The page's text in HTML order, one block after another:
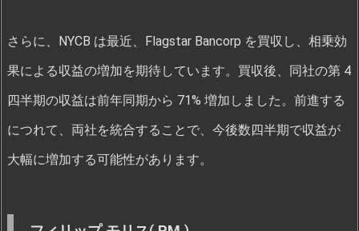
さらに、NYCB は最近、Flagstar Bancorp を買収し、相乗効
果による収益の増加を期待しています。買収後、同社の第 4
四半期の収益は前年同期から 71% 増加しました。前進する
につれて、両社を統合することで、今後数四半期で収益が
大幅に増加する可能性があります。